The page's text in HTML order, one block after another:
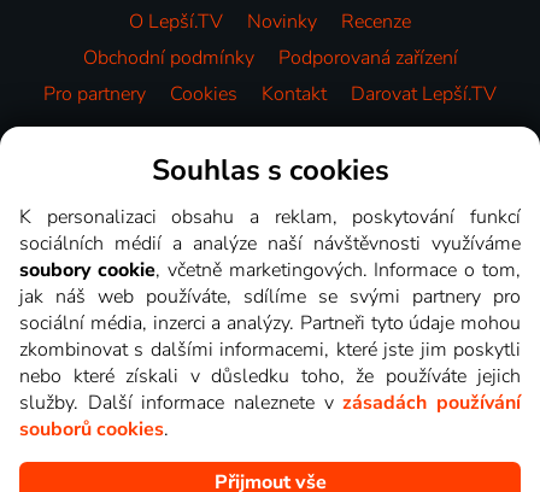
O Lepší.TV Novinky
Recenze
Obchodní podmínky
Podporovaná zařízení
Pro partnery
Cookies Kontakt Darovat Lepší.TV
Videotéka
Souhlas s cookies
K personalizaci obsahu a reklam, poskytování funkcí
sociálních médií a analýze naší návštěvnosti využíváme
soubory cookie, včetně marketingových. Informace o tom,
jak náš web používáte, sdílíme se svými partnery pro
sociální média, inzerci a analýzy. Partneři tyto údaje mohou
zkombinovat s dalšími informacemi, které jste jim poskytli
nebo které získali v důsledku toho, že používáte jejich
služby. Další informace naleznete vzásadách používání
souborů cookies.
Přijmout vše